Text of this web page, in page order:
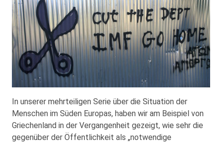
In unserer mehrteiligen Serie über die Situation der
Menschen im Süden Europas, haben wir am Beispiel von
Griechenland in der Vergangenheit gezeigt, wie sehr die
gegenüber der Öffentlichkeit als „notwendige